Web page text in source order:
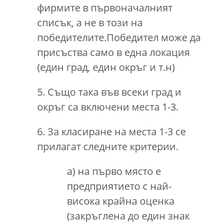
фирмите в първоначалният
списък, а не в този на
победителите.Победител може да
присъства само в една локация
(един град, един окръг и т.н)
5. Също така във всеки град и
окръг са включени места 1-3.
6. За класиране на места 1-3 се
прилагат следните критерии.
а) на първо място е
предприятието с най-
висока крайна оценка
(закръглена до един знак